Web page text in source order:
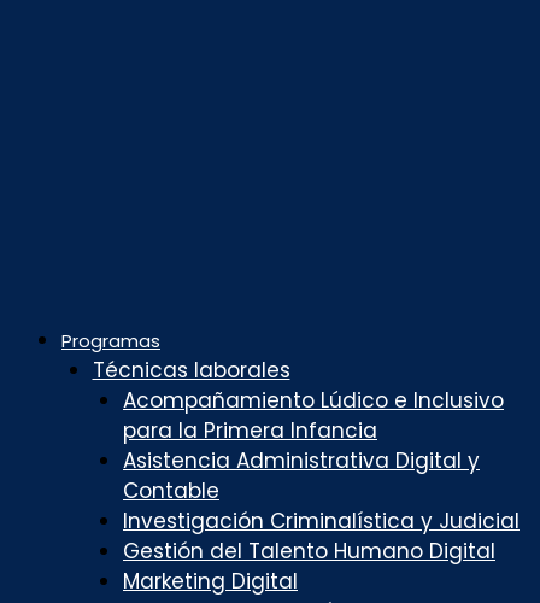
Programas
Técnicas laborales
Acompañamiento Lúdico e Inclusivo
para la Primera Infancia
Asistencia Administrativa Digital y
Contable
Investigación Criminalística y Judicial
Gestión del Talento Humano Digital
Marketing Digital